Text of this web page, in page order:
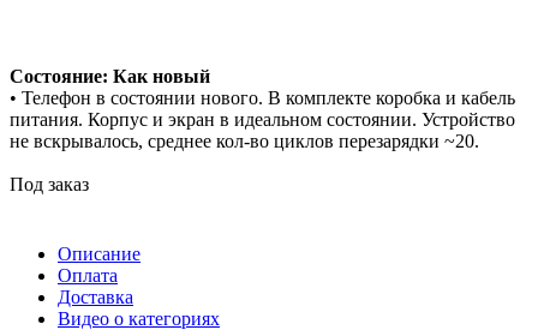
Состояние: Как новый
• Телефон в состоянии нового. В комплекте коробка и кабель
питания. Корпус и экран в идеальном состоянии. Устройство
не вскрывалось, среднее кол-во циклов перезарядки ~20.
Под заказ
Описание
Оплата
Доставка
Видео о категориях